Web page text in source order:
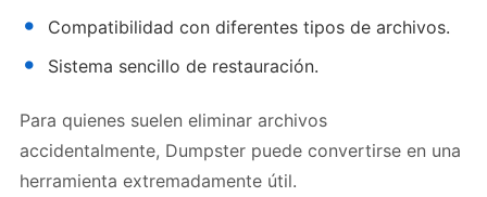
Compatibilidad con diferentes tipos de archivos.
Sistema sencillo de restauración.
Para quienes suelen eliminar archivos
accidentalmente, Dumpster puede convertirse en una
herramienta extremadamente útil.